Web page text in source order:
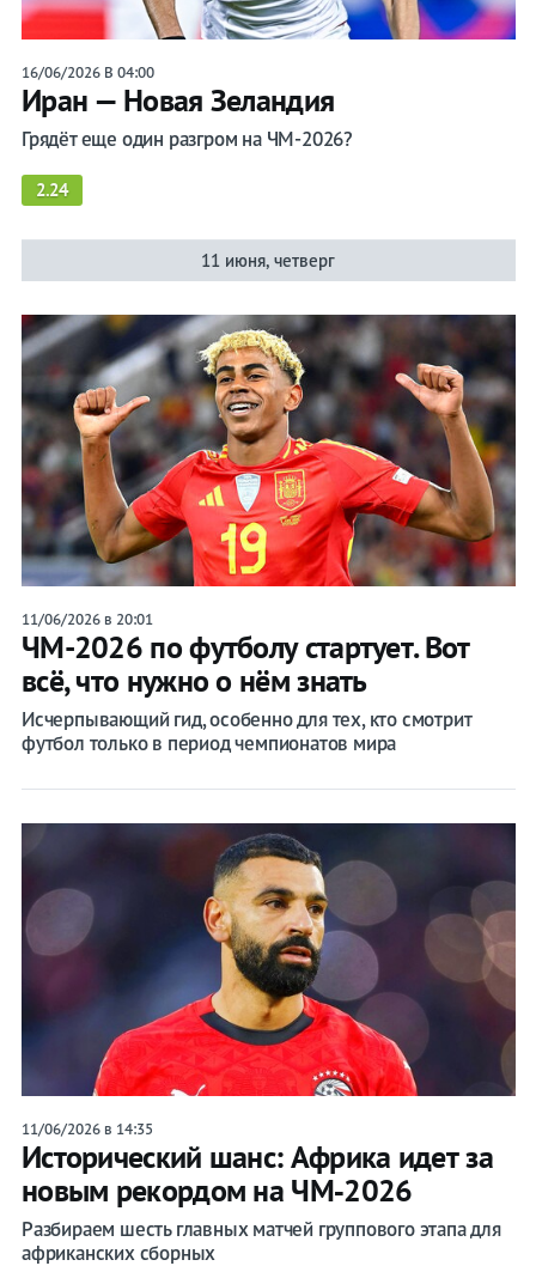
16/06/2026 В 04:00
Иран — Новая Зеландия
Грядёт еще один разгром на ЧМ-2026?
2.24
11 июня, четверг
11/06/2026 в 20:01
ЧМ-2026 по футболу стартует. Вот
всё, что нужно о нём знать
Исчерпывающий гид, особенно для тех, кто смотрит
футбол только в период чемпионатов мира
11/06/2026 в 14:35
Исторический шанс: Африка идет за
новым рекордом на ЧМ‑2026
Разбираем шесть главных матчей группового этапа для
африканских сборных